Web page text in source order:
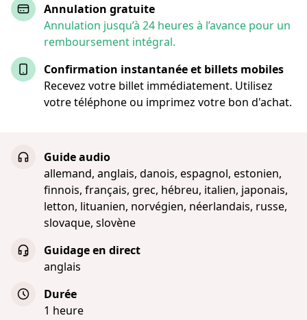
Annulation gratuite
Annulation jusqu’à 24 heures à l’avance pour un
remboursement intégral.
Confirmation instantanée et billets mobiles
Recevez votre billet immédiatement. Utilisez
votre téléphone ou imprimez votre bon d'achat.
Guide audio
allemand, anglais, danois, espagnol, estonien,
finnois, français, grec, hébreu, italien, japonais,
letton, lituanien, norvégien, néerlandais, russe,
slovaque, slovène
Guidage en direct
anglais
Durée
1 heure